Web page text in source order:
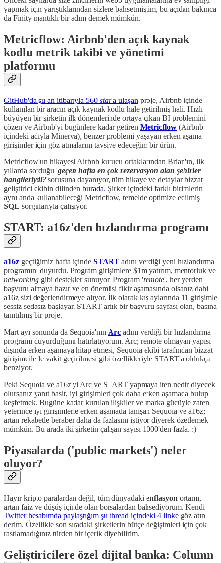
yapmak için yarıştıklarından sizlere bahsetmiştim, bu açıdan bakınca
da Finity mantıklı bir adım demek mümkün.
Metricflow: Airbnb'den açık kaynak
kodlu metrik takibi ve yönetimi
platformu
GitHub'da şu an itibarıyla 560 star'a ulaşan proje, Airbnb içinde
kullanılan bir aracın açık kaynak kodlu hale getirilmiş hali. Hızlı
büyüyen bir şirketin ilk dönemlerinde ortaya çıkan BI problemini
çözen ve Airbnb'yi bugünlere kadar getiren Metricflow (Airbnb
içindeki adıyla Minerva), benzer problemi yaşayan erken aşama
girişimler için göz atmalarını tavsiye edeceğim bir ürün.
Metricflow'un hikayesi Airbnb kurucu ortaklarından Brian'ın, ilk
yıllarda sorduğu 'geçen hafta en çok rezervasyon alan şehirler
hangileriydi?'sorusuna dayanıyor, tüm hikaye ve detaylar bizzat
geliştirici ekibin dilinden burada. Şirket içindeki farklı birimlerin
aynı anda kullanabileceği Metricflow, temelde optimize edilmiş
SQL sorgularıyla çalışıyor.
START: a16z'den hızlandırma programı
a16z geçtiğimiz hafta içinde START adını verdiği yeni hızlandırma
programını duyurdu. Program girişimlere $1m yatırım, mentorluk ve
networking gibi destekler sunuyor. Program 'remote', her yerden
başvuru almaya hazır ve en önemlisi fikir aşamasında olsanız dahi
a16z sizi değerlendirmeye alıyor. İlk olarak kış aylarında 11 girişimle
sessiz sedasız başlayan START artık bir başvuru sayfası olan, basına
tanıtılmış bir proje.
Mart ayı sonunda da Sequoia'nın Arc adını verdiği bir hızlandırma
programı duyurduğunu hatırlatıyorum. Arc; remote olmayan yapısı
dışında erken aşamaya hitap etmesi, Sequoia ekibi tarafından bizzat
girişimcilerle vakit geçirilmesi gibi özellikleriyle START'a oldukça
benziyor.
Peki Sequoia ve a16z'yi Arc ve START yapmaya iten nedir diyecek
olursanız yanıt basit, iyi girişimleri çok daha erken aşamada bulup
keşfetmek. Bugüne kadar kurulan ilişkiler ve marka gücüyle zaten
yeterince iyi girişimlerle erken aşamada tanışan Sequoia ve a16z;
artan rekabetle beraber daha da fazlasını istiyor diyerek özetlemek
mümkün. Bu arada iki şirketin çalışan sayısı 1000'den fazla. :)
Piyasalarda ('public markets') neler
oluyor?
Hayır kripto paralardan değil, tüm dünyadaki enflasyon ortamı,
artan faiz ve düşüş içinde olan borsalardan bahsediyorum. Kendi
Twitter hesabımda paylaştığım şu thread içindeki 4 linke göz atın
derim. Özellikle son sıradaki şirketlerin bütçe değişimleri için çok
rastlamadığınız türden bir içerik diyebilirim.
Geliştiricilere özel dijital banka: Column